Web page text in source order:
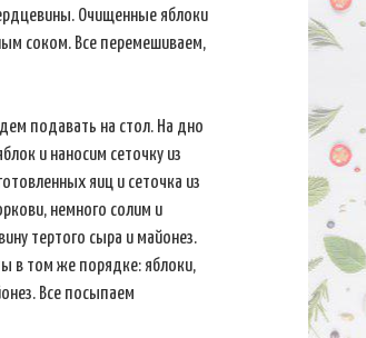
Очищенные яблоки
соком. Все перемешиваем,
подавать на стол. На дно
и наносим сеточку из
яиц и сеточка из
немного солим и
тертого сыра и майонез.
в том же порядке: яблоки,
Все посыпаем